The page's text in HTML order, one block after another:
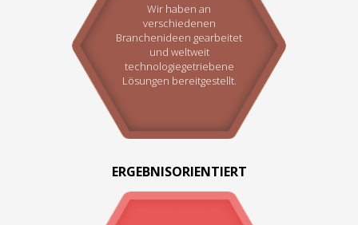
Wir haben an
verschiedenen
Branchenideen gearbeitet
und weltweit
technologiegetriebene
Lösungen bereitgestellt.
ERGEBNISORIENTIERT